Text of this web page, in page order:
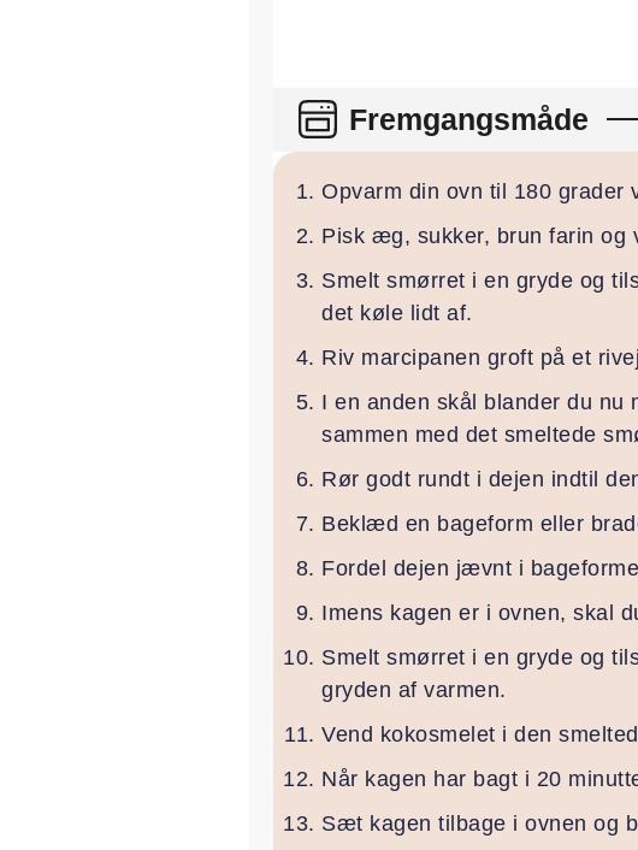
Fremgangsmåde
Opvarm din ovn til 180 grader
Pisk æg, sukker, brun farin og
Smelt smørret i en gryde og
det køle lidt af.
Riv marcipanen groft på et
I en anden skål blander du nu
sammen med det smeltede
Rør godt rundt i dejen indtil
Beklæd en bageform eller
Fordel dejen jævnt i
Imens kagen er i ovnen, skal
Smelt smørret i en gryde og
gryden af varmen.
Vend kokosmelet i den
Når kagen har bagt i 20
Sæt kagen tilbage i ovnen og